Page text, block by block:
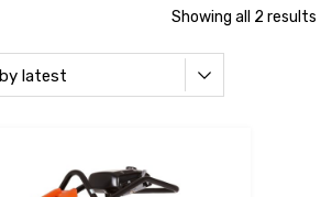
Showing all 2 results